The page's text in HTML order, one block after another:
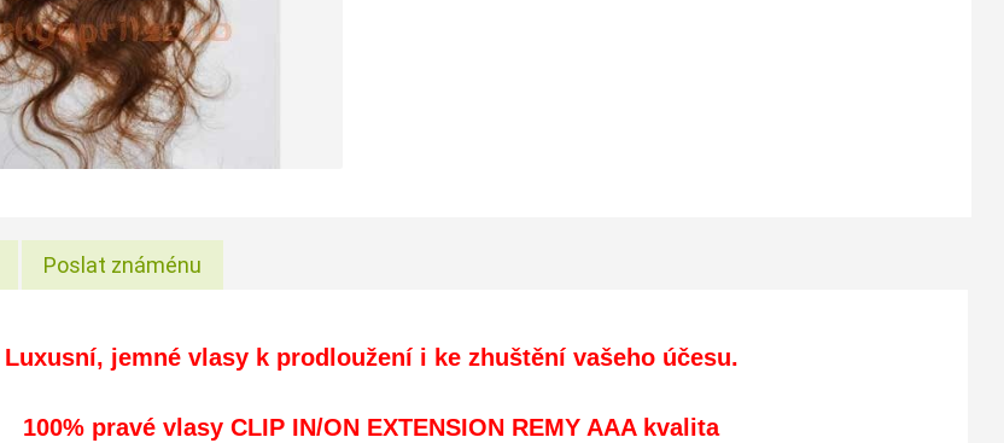
Poslat známénu
Luxusní, jemné vlasy k prodloužení i ke zhuštění vašeho účesu.
100% pravé vlasy CLIP IN/ON EXTENSION REMY AAA kvalita